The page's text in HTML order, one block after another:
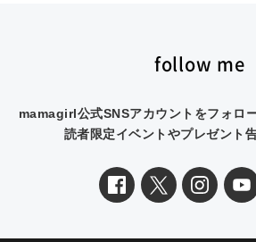
follow me
mamagirl公式SNSアカウントをフォロ
読者限定イベントやプレゼント